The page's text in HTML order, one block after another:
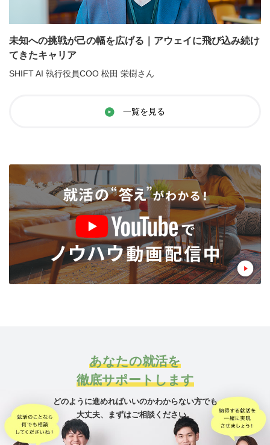
未知への挑戦が己の幅を広げる｜アウェイに飛び込み続け
てきたキャリア
SHIFT AI 執行役員COO 松田 栄樹さん
一覧を見る
あなたの就活を
徹底サポートします
どのように進めればいいのかわからない方でも
大丈夫、
まずはご相談ください。